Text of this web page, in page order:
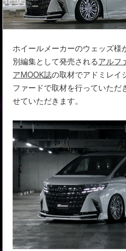
ホイールメーカーのウェッズ様
別編集として発売されるアルフ
アMOOK誌の取材でアドミレイ
ファードで取材を行っていただ
せていただきます。